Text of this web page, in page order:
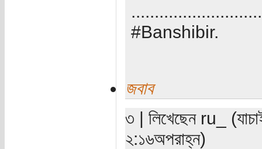
#Banshibir.
জবাব
৩ | লিখেছেন ru_
২:১৬অপরাহ্ন)